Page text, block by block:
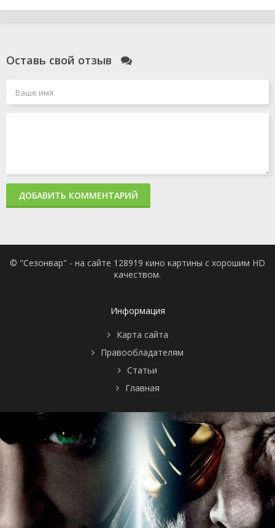
Оставь свой отзыв
ДОБАВИТЬ КОММЕНТАРИЙ
© "Сезонвар" - на сайте 128919 кино картины с хорошим HD
качеством.
Информация
Карта сайта
Правообладателям
Статьи
Главная